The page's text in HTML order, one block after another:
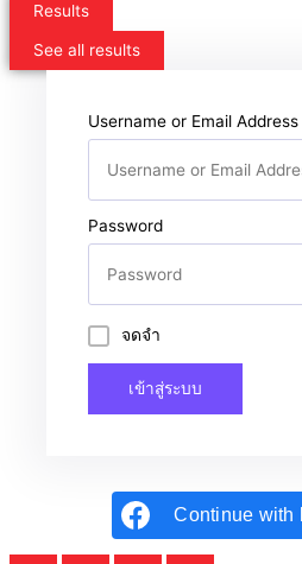
Results
See all results
Username or Email Address
Password
จดจำ
เข้าสู่ระบบ
Continue with